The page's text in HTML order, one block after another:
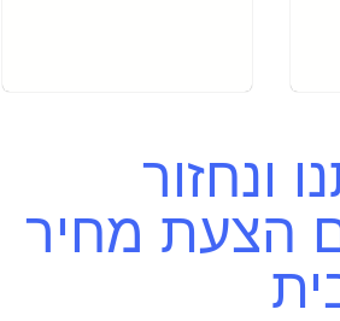
ונחזור
הצעת מחיר